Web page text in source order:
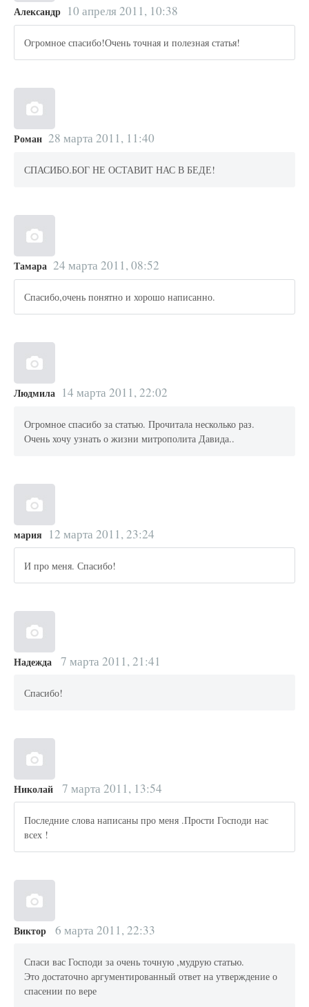
Александр 10 апреля 2011, 10:38
Огромное спасибо!Очень точная и полезная статья!
Роман 28 марта 2011, 11:40
СПАСИБО.БОГ НЕ ОСТАВИТ НАС В БЕДЕ!
Тамара 24 марта 2011, 08:52
Спасибо,очень понятно и хорошо написанно.
Людмила 14 марта 2011, 22:02
Огромное спасибо за статью. Прочитала несколько раз.
Очень хочу узнать о жизни митрополита Давида..
мария 12 марта 2011, 23:24
И про меня. Спасибо!
Надежда 7 марта 2011, 21:41
Спасибо!
Николай 7 марта 2011, 13:54
Последние слова написаны про меня .Прости Господи нас
всех !
Виктор 6 марта 2011, 22:33
Спаси вас Господи за очень точную ,мудрую статью.
Это достаточно аргументированный ответ на утверждение о
спасении по вере